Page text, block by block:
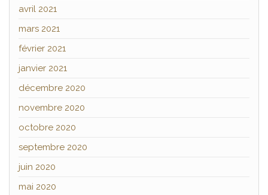
avril 2021
mars 2021
février 2021
janvier 2021
décembre 2020
novembre 2020
octobre 2020
septembre 2020
juin 2020
mai 2020